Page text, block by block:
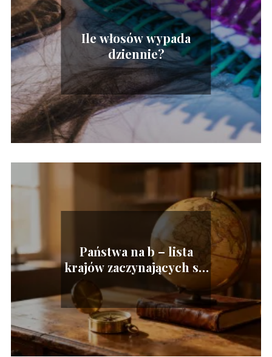
Ile włosów wypada
dziennie?
Państwa na b – lista
krajów zaczynających się
na tę literę